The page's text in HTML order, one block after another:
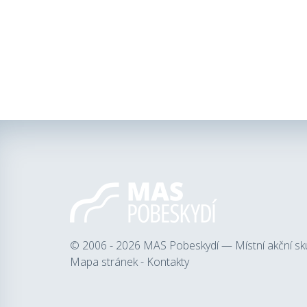
© 2006 - 2026 MAS Pobeskydí — Místní akční
Mapa stránek- Kontakty